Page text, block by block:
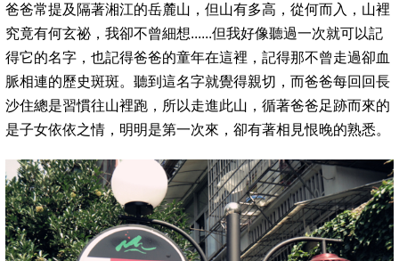
爸爸常提及隔著湘江的岳麓山，但山有多高，從何而入，山裡
究竟有何玄祕，我卻不曾細想......但我好像聽過一次就可以記
得它的名字，也記得爸爸的童年在這裡，記得那不曾走過卻血
脈相連的歷史斑斑。聽到這名字就覺得親切，而爸爸每回回長
沙住總是習慣往山裡跑，所以走進此山，循著爸爸足跡而來的
是子女依依之情，明明是第一次來，卻有著相見恨晚的熟悉。